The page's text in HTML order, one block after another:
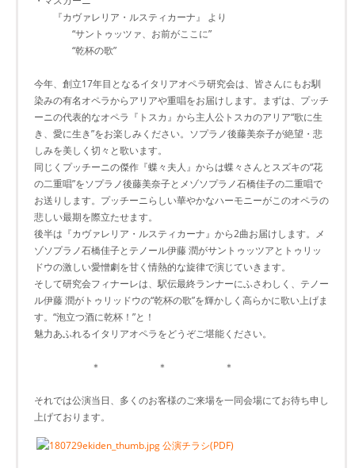
『カヴァレリア・ルスティカーナ』 より
“サントゥッツァ、お前がここに”
“乾杯の歌”
今年、創立17年目となるイタリアオペラ研究会は、皆さんにもお馴
染みの有名オペラからアリアや重唱をお届けします。まずは、プッチ
ーニの代表的なオペラ『トスカ』から主人公トスカのアリア“歌に生
き、愛に生き”をお楽しみください。ソプラノ後藤美奈子が絶望・悲
しみを美しく切々と歌います。
同じくプッチーニの傑作『蝶々夫人』からは蝶々さんとスズキの“花
の二重唱”をソプラノ後藤美奈子とメゾソプラノ石橋佳子の二重唱で
お送りします。プッチーニらしい華やかなハーモニーがこのオペラの
悲しい最期を際立たせます。
後半は『カヴァレリア・ルスティカーナ』から2曲お届けします。メ
ゾソプラノ石橋佳子とテノール伊藤 潤がサントゥッツアとトゥリッ
ドウの激しい愛憎劇を甘く情熱的な旋律で演じていきます。
そして研究会フィナーレは、駅伝最終ランナーにふさわしく、テノー
ル伊藤 潤がトゥリッドウの“乾杯の歌”を輝かしく高らかに歌い上げま
す。“泡立つ酒に乾杯！”と！
魅力あふれるイタリアオペラをどうぞご堪能ください。
＊ ＊ ＊
それでは公演当日、多くのお客様のご来場を一同会場にてお待ち申し
上げております。
公演チラシ(PDF)